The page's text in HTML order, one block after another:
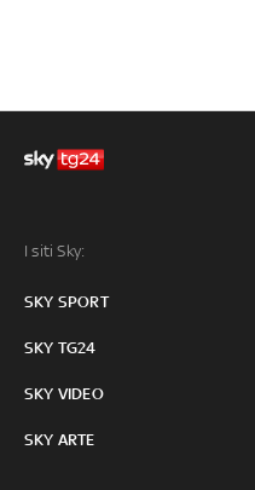
I siti Sky:
SKY SPORT
SKY TG24
SKY VIDEO
SKY ARTE